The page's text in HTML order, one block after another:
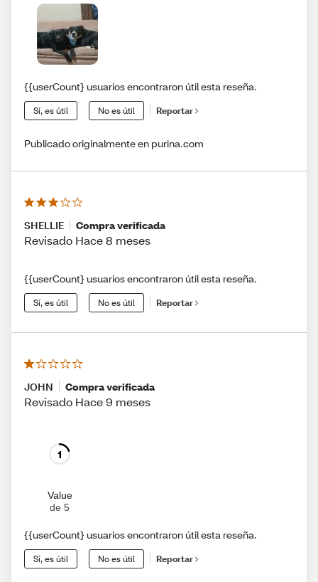
{{userCount} usuarios encontraron útil esta reseña.
Sí, es útil No es útil Reportar
Publicado originalmente en purina.com
SHELLIE Compra verificada
Revisado Hace 8 meses
{{userCount} usuarios encontraron útil esta reseña.
Sí, es útil No es útil Reportar
JOHN Compra verificada
Revisado Hace 9 meses
1
Value
de 5
{{userCount} usuarios encontraron útil esta reseña.
Sí, es útil No es útil Reportar